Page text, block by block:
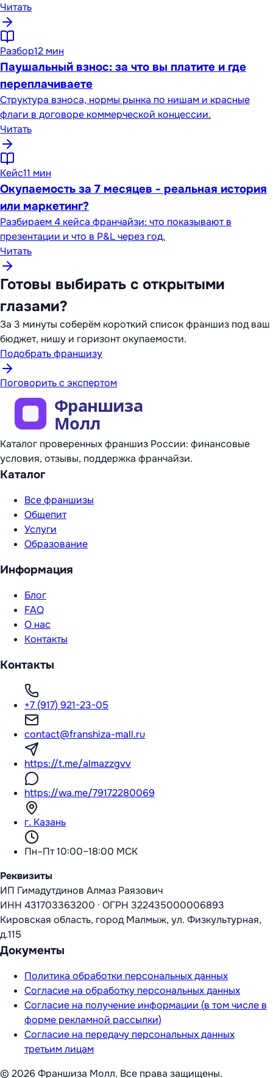
Читать
Разбор12 мин
Паушальный взнос: за что вы платите и где
переплачиваете
Структура взноса, нормы рынка по нишам и красные
флаги в договоре коммерческой концессии.
Читать
Кейс11 мин
Окупаемость за 7 месяцев - реальная история
или маркетинг?
Разбираем 4 кейса франчайзи: что показывают в
презентации и что в P&L через год.
Читать
Готовы выбирать с открытыми
глазами?
За 3 минуты соберём короткий список франшиз под ваш
бюджет, нишу и горизонт окупаемости.
Подобрать франшизу
Поговорить с экспертом
Каталог проверенных франшиз России: финансовые
условия, отзывы, поддержка франчайзи.
Каталог
Все франшизы
Общепит
Услуги
Образование
Информация
Блог
FAQ
О нас
Контакты
Контакты
+7 (917) 921-23-05
contact@franshiza-mall.ru
https://t.me/almazzgvv
https://wa.me/79172280069
г. Казань
Пн–Пт 10:00–18:00 МСК
Реквизиты
ИП Гимадутдинов Алмаз Раязович
ИНН 431703363200 · ОГРН 322435000006893
Кировская область, город Малмыж, ул. Физкультурная,
д.115
Документы
Политика обработки персональных данных
Согласие на обработку персональных данных
Согласие на получение информации (в том числе в
форме рекламной рассылки)
Согласие на передачу персональных данных
третьим лицам
© 2026 Франшиза Молл. Все права защищены.